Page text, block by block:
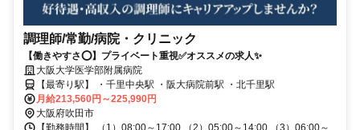
調理師/常勤/病院・クリニック
【働きやすさ⭕️】プライベート重視✅️オススメの求人✨
大阪大学医学部附属病院
【最寄り駅】 ・千里中央駅 ・阪大病院前駅 ・北千里駅
月給213,560円～225,990円
大阪府吹田市
【勤務時間】 （1）08:00～17:00 （2）05:00～14:00 （3）06:00～